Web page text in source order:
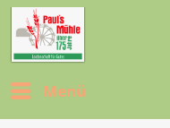
Menü